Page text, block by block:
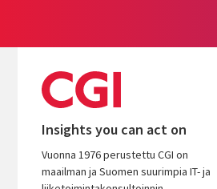
Insights you can act on
Vuonna 1976 perustettu CGI on
maailman ja Suomen suurimpia IT- ja